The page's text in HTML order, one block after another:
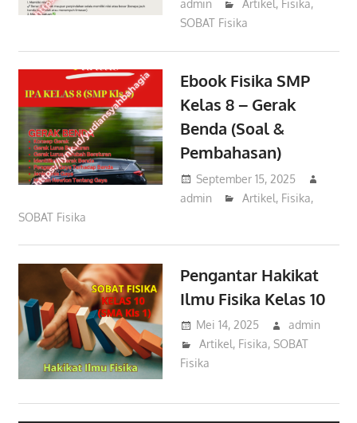
admin
Artikel, Fisika,
SOBAT Fisika
Ebook Fisika SMP
Kelas 8 – Gerak
Benda (Soal &
Pembahasan)
September 15, 2025
admin
Artikel, Fisika,
SOBAT Fisika
Pengantar Hakikat
Ilmu Fisika Kelas 10
Mei 14, 2025
admin
Artikel, Fisika, SOBAT
Fisika